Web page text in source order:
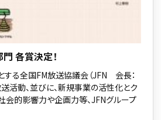
門 各賞決定！
する全国FM放送協議会（JFN 会長：
活動、並びに、新規事業の活性化とク
会的影響力や企画力等、JFNグループ